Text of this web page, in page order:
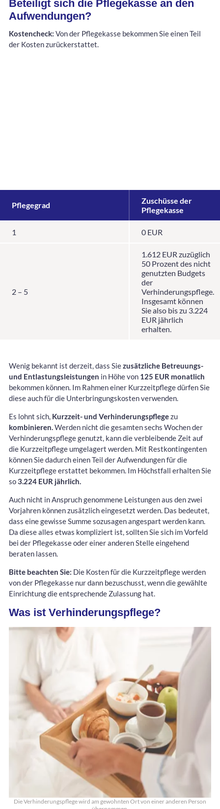
Beteiligt sich die Pflegekasse an den
Aufwendungen?
Kostencheck: Von der Pflegekasse bekommen Sie einen Teil
der Kosten zurückerstattet.
Pflegegrad
Zuschüsse der
Pflegekasse
1 0 EUR
2 – 5
1.612 EUR zuzüglich
50 Prozent des nicht
genutzten Budgets
der
Verhinderungspflege.
Insgesamt können
Sie also bis zu 3.224
EUR jährlich
erhalten.
Wenig bekannt ist derzeit, dass Siezusätzliche Betreuungs-
und Entlastungsleistungen in Höhe von 125 EUR monatlich
bekommen können. Im Rahmen einer Kurzzeitpflege dürfen Sie
diese auch für die Unterbringungskosten verwenden.
Es lohnt sich, Kurzzeit- und Verhinderungspflegezu
kombinieren.Werden nicht die gesamten sechs Wochen der
Verhinderungspflege genutzt, kann die verbleibende Zeit auf
die Kurzzeitpflege umgelagert werden. Mit Restkontingenten
können Sie dadurch einen Teil der Aufwendungen für die
Kurzzeitpflege erstattet bekommen. Im Höchstfall erhalten Sie
so3.224 EUR jährlich.
Auch nicht in Anspruch genommene Leistungen aus den zwei
Vorjahren können zusätzlich eingesetzt werden. Das bedeutet,
dass eine gewisse Summe sozusagen angespart werden kann.
Da diese alles etwas kompliziert ist, sollten Sie sich im Vorfeld
bei der Pflegekasse oder einer anderen Stelle eingehend
beraten lassen.
Bitte beachten Sie: Die Kosten für die Kurzzeitpflege werden
von der Pflegekasse nur dann bezuschusst, wenn die gewählte
Einrichtung die entsprechende Zulassung hat.
Was ist Verhinderungspflege?
Die Verhinderungspflege wird am gewohnten Ort von einer anderen Person